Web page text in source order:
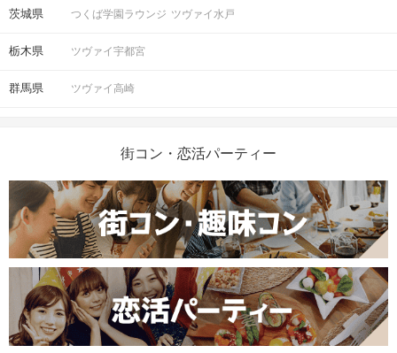
参加をご遠慮いただいております。
人数
持ち物
（運転免許証、マイナンバーカード、
パスポートなど）
お食事
飲み物
ソフトドリンク付き
服装 清潔感のある服装でお越しください。
＜QRコード受付について＞
茨城県 つくば学園ラウンジ ツヴァイ水戸
栃木県 ツヴァイ宇都宮
群馬県 ツヴァイ高崎
街コン・恋活パーティー